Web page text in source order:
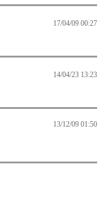
17/04/09 00:27
14/04/23 13:23
13/12/09 01:50